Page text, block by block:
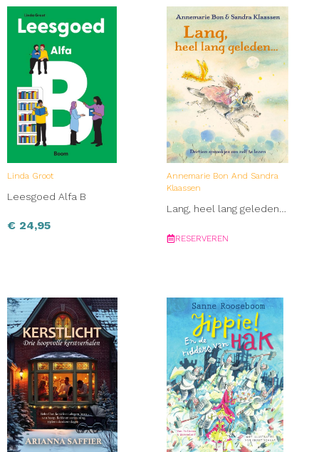
Linda Groot
Leesgoed Alfa B
€ 24,95
Annemarie Bon And Sandra
Klaassen
Lang, heel lang geleden…
RESERVEREN